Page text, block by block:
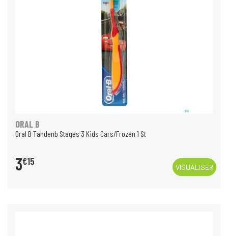
ORAL B
Oral B Tandenb Stages 3 Kids Cars/Frozen 1 St
3€15
VISUALISER